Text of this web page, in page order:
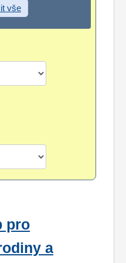
vše
pro
a